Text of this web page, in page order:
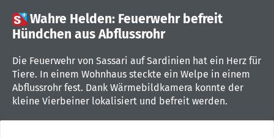
Wahre Helden: Feuerwehr befreit
Hündchen aus Abflussrohr
Die Feuerwehr von Sassari auf Sardinien hat ein Herz für
Tiere. In einem Wohnhaus steckte ein Welpe in einem
Abflussrohr fest. Dank Wärmebildkamera konnte der
kleine Vierbeiner lokalisiert und befreit werden.